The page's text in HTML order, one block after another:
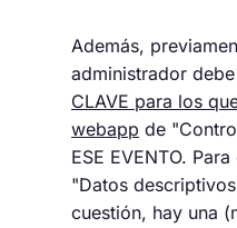
Además,
administrador
CLAVE para los
webapp de
ESE EVENTO.
"Datos
cuestión, hay una